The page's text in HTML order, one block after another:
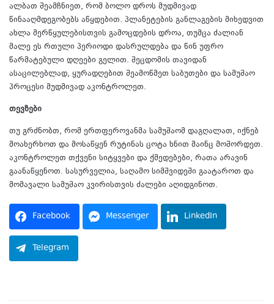
ალბათ შეამჩნიეთ, რომ ბოლო დროს მუდმივად
წინააღმდეგობებს აწყდებით. პლანეტების განლაგების მიხედვით
ახლა მერწყულებისთვის გამოცდების დროა, თუმცა ძალიან
მალე ეს რთული პერიოდი დასრულდება და წინ უფრო
წარმატებული დღეები გელით. შეცდომის თავიდან
ასაცილებლად, ყურადღებით შეამოწმეთ საბუთები და სამუშაო
პროცესი მუდმივად აკონტროლეთ.
თევზები
თუ გრძნობთ, რომ ერთფეროვანმა სამუშაომ დაგღალათ, იქნებ
მოახერხოთ და მოსაწყენ რუტინას ცოტა ხნით მაინც მოშორდეთ.
აკონტროლეთ თქვენი სიტყვები და ქმედებები, რათა არავინ
გაანაწყენოთ. სასურველია, საღამო სიმშვიდეში გაატაროთ და
მომავალი სამუშაო კვირისთვის ძალები აღიდგინოთ.
Facebook Messenger LinkedIn
Telegram